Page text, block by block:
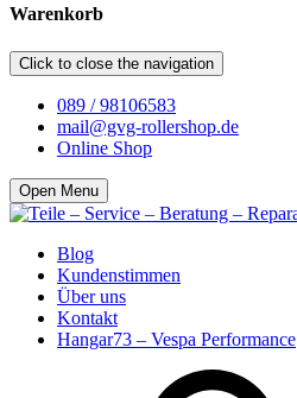
Warenkorb
Click to close the navigation
089 / 98106583
mail@gvg-rollershop.de
Online Shop
Open Menu
Blog
Kundenstimmen
Über uns
Kontakt
Hangar73 – Vespa Performance